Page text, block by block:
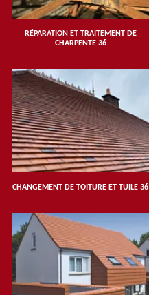
RÉPARATION ET TRAITEMENT DE
CHARPENTE 36
CHANGEMENT DE TOITURE ET TUILE 36